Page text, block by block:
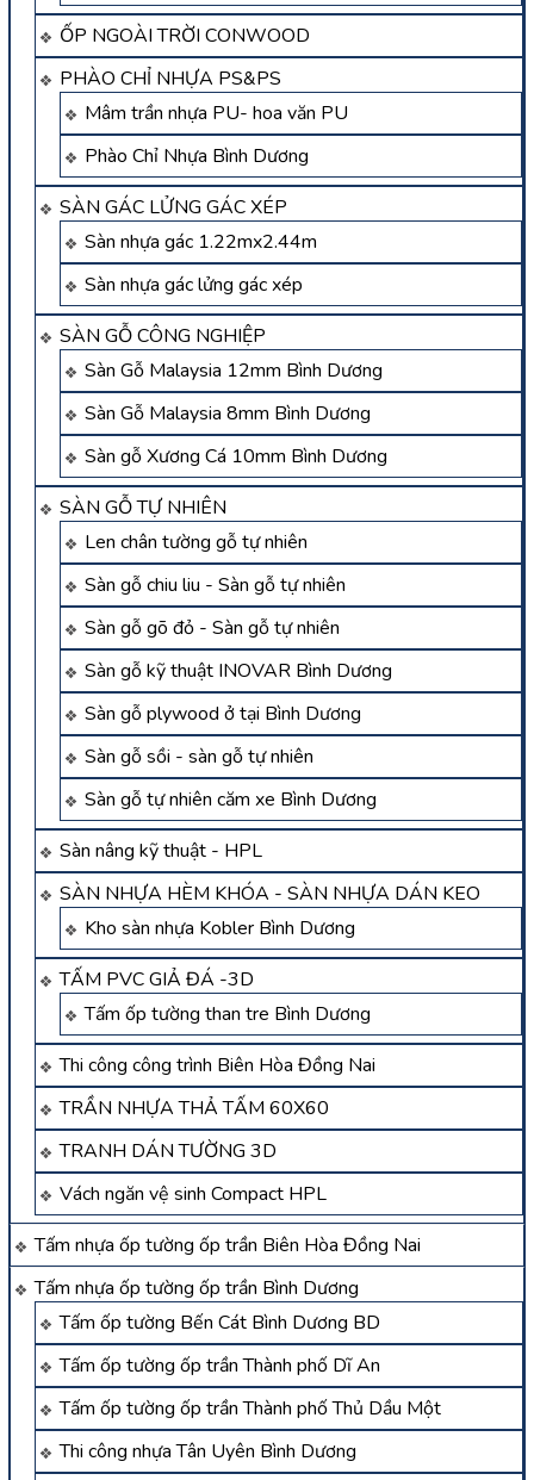
ỐP NGOÀI TRỜI CONWOOD
PHÀO CHỈ NHỰA PS&PS
Mâm trần nhựa PU- hoa văn PU
Phào Chỉ Nhựa Bình Dương
SÀN GÁC LỬNG GÁC XÉP
Sàn nhựa gác 1.22mx2.44m
Sàn nhựa gác lửng gác xép
SÀN GỖ CÔNG NGHIỆP
Sàn Gỗ Malaysia 12mm Bình Dương
Sàn Gỗ Malaysia 8mm Bình Dương
Sàn gỗ Xương Cá 10mm Bình Dương
SÀN GỖ TỰ NHIÊN
Len chân tường gỗ tự nhiên
Sàn gỗ chiu liu - Sàn gỗ tự nhiên
Sàn gỗ gõ đỏ - Sàn gỗ tự nhiên
Sàn gỗ kỹ thuật INOVAR Bình Dương
Sàn gỗ plywood ở tại Bình Dương
Sàn gỗ sồi - sàn gỗ tự nhiên
Sàn gỗ tự nhiên căm xe Bình Dương
Sàn nâng kỹ thuật - HPL
SÀN NHỰA HÈM KHÓA - SÀN NHỰA DÁN KEO
Kho sàn nhựa Kobler Bình Dương
TẤM PVC GIẢ ĐÁ -3D
Tấm ốp tường than tre Bình Dương
Thi công công trình Biên Hòa Đồng Nai
TRẦN NHỰA THẢ TẤM 60X60
TRANH DÁN TƯỜNG 3D
Vách ngăn vệ sinh Compact HPL
Tấm nhựa ốp tường ốp trần Biên Hòa Đồng Nai
Tấm nhựa ốp tường ốp trần Bình Dương
Tấm ốp tường Bến Cát Bình Dương BD
Tấm ốp tường ốp trần Thành phố Dĩ An
Tấm ốp tường ốp trần Thành phố Thủ Dầu Một
Thi công nhựa Tân Uyên Bình Dương